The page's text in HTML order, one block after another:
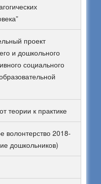
проект
и дошкольного
социального
теории к практике
волонтерство 2018-
дошкольников)